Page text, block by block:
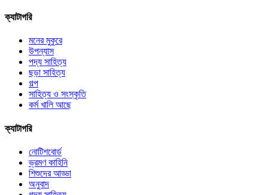
ক্যাটাগরি
মনের মুকুরে
উপন্যাস
পদ্য সাহিত্য
ছড়া সাহিত্য
গল্প
সাহিত্য ও সংস্কৃতি
কর্ম খালি আছে
ক্যাটাগরি
নোটিশবোর্ড
ভ্রমণ কাহিনি
শিশুদের আড্ডা
অনুবাদ